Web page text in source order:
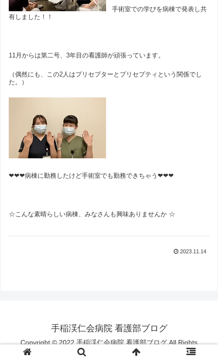
手術室での学びを病棟で発表し共
有しました！！
11月からは第二号、3年目の看護師が頑張っています。
（偶然にも、この2人はプリセプターとプリセプティという関係でし
た。）
❤❤❤病棟に勤務したけど手術室でも勤務できちゃう❤❤❤
☆こんな素晴らしい病棟、みなさんも興味ありませんか ☆
2023.11.14
手稲渓仁会病院 看護部ブログ
Copyright © 2022 手稲渓仁会病院 看護部ブログ All Rights